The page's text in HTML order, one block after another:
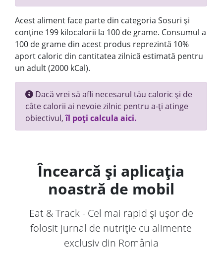
Acest aliment face parte din categoria Sosuri și
conține 199 kilocalorii la 100 de grame. Consumul a
100 de grame din acest produs reprezintă 10%
aport caloric din cantitatea zilnică estimată pentru
un adult (2000 kCal).
Dacă vrei să afli necesarul tău caloric și de
câte calorii ai nevoie zilnic pentru a-ți atinge
obiectivul,îl poți calcula aici.
Încearcă și aplicația
noastră de mobil
Eat & Track - Cel mai rapid și ușor de
folosit jurnal de nutriție cu alimente
exclusiv din România